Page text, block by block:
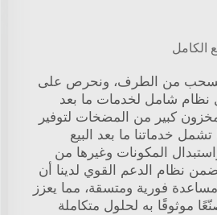
الكامل
من الطرف، ونحرص على
نظام شامل لخدمات ما بعد
كبير من المضخات لتوفير
تشمل خدماتنا ما بعد البيع
المكونات وغيرها من
نظام الدعم القوي لدينا أن
فورية ومتسقة، مما يعزز
موثوقًا به لحلول متكاملة